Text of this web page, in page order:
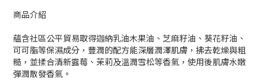
商品介紹
蘊含社區公平貿易取得迦納乳油木果油、芝麻籽油、葵花籽油、
可可脂等保濕成分，豐潤的配方能深層潤澤肌膚，拂去乾燥與粗
糙，並揉合清新露莓、茉莉及溫潤雪松等香氣，使用後肌膚水嫩
彈潤散發香氣。